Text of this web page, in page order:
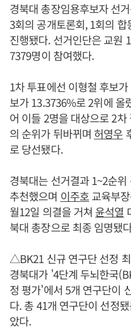
경북대 총장임용후보자 선
3회의 공개토론회, 1회의
진행됐다. 선거인단은 교원
7379명이 참여했다.
1차 투표에선 이형철 후보
보가 13.3736%로 2위에 올
어 이들 2명을 대상으로 2
의 순위가 뒤바뀌며 허영우
로 당선됐다.
경북대는 선거결과 1~2순
추천했으며 이주호교육부
월12일 의결을 거쳐 윤석열
북대 총장으로 최종 임명됐
△BK21 신규 연구단 선정
경북대가 '4단계 두뇌한국
정 평가'에서 5개 연구단이
다. 총 41개 연구단이 선정
았다.